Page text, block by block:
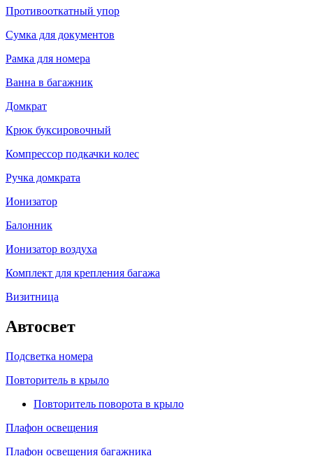
Противооткатный упор
Сумка для документов
Рамка для номера
Ванна в багажник
Домкрат
Крюк буксировочный
Компрессор подкачки колес
Ручка домкрата
Ионизатор
Балонник
Ионизатор воздуха
Комплект для крепления багажа
Визитница
Автосвет
Подсветка номера
Повторитель в крыло
Повторитель поворота в крыло
Плафон освещения
Плафон освещения багажника